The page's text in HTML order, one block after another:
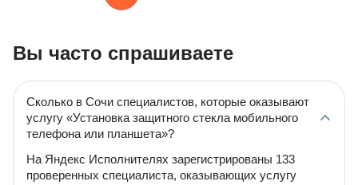
Вы часто спрашиваете
Сколько в Сочи специалистов, которые оказывают
услугу «Установка защитного стекла мобильного
телефона или планшета»?
На Яндекс Исполнителях зарегистрированы 133
проверенных специалиста, оказывающих услугу